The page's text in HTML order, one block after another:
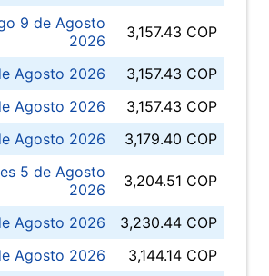
9 de Agosto
2026
3,157.43 COP
Agosto 2026
3,157.43 COP
Agosto 2026
3,157.43 COP
Agosto 2026
3,179.40 COP
5 de Agosto
2026
3,204.51 COP
Agosto 2026
3,230.44 COP
Agosto 2026
3,144.14 COP